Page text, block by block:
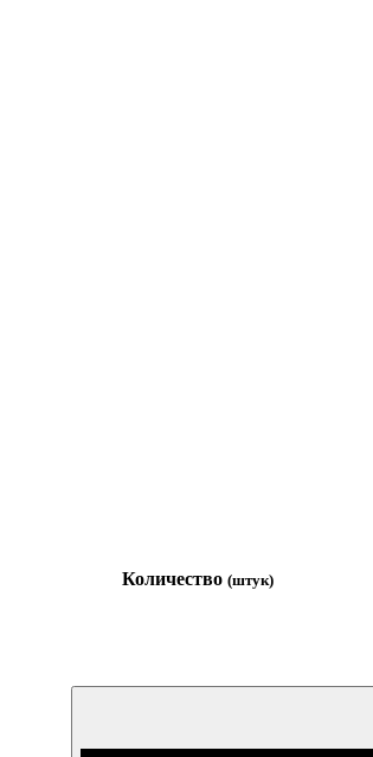
Количество (штук)